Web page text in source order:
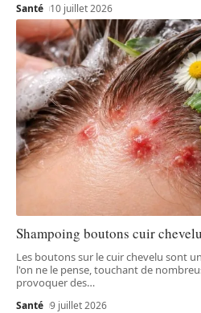
Santé 10 juillet 2026
Shampoing boutons cuir
Les boutons sur le cuir chevelu sont
l'on ne le pense, touchant de
provoquer des…
Santé 9 juillet 2026